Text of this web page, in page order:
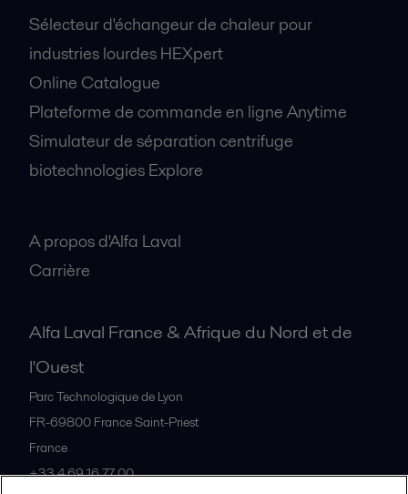
Sélecteur d'échangeur de chaleur pour
industries lourdes HEXpert
Online Catalogue
Plateforme de commande en ligne Anytime
Simulateur de séparation centrifuge
biotechnologies Explore
A propos d'Alfa Laval
Carrière
Alfa Laval France & Afrique du Nord et de
l'Ouest
Parc Technologique de Lyon
FR-69800 France Saint-Priest
France
+33 4 69 16 77 00